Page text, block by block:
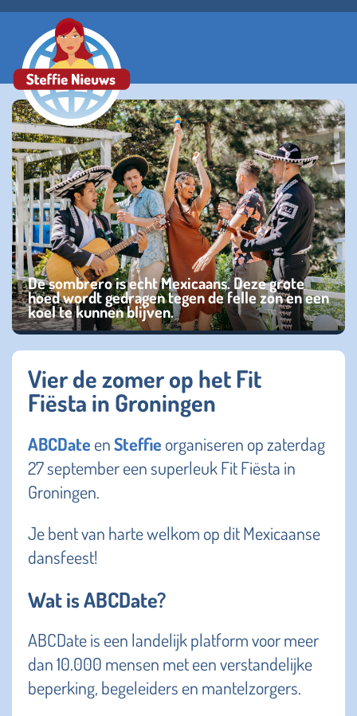
De sombrero is echt Mexicaans. Deze grote
hoed wordt gedragen tegen de felle zon en een
koel te kunnen blijven.
Vier de zomer op het Fit
Fiësta in Groningen
ABCDate enSteffie organiseren op zaterdag
27 september een superleuk Fit Fiësta in
Groningen.
Je bent van harte welkom op dit Mexicaanse
dansfeest!
Wat is ABCDate?
ABCDate is een landelijk platform voor meer
dan 10.000 mensen met een verstandelijke
beperking, begeleiders en mantelzorgers.